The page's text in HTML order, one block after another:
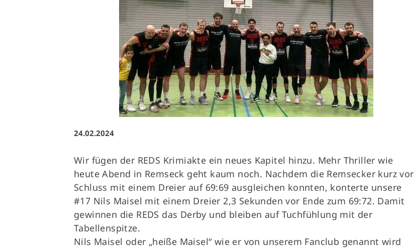
24.02.2024
Wir fügen der REDS Krimiakte ein neues Kapitel hinzu. Mehr Thriller wie
heute Abend in Remseck geht kaum noch. Nachdem die Remsecker kurz vor
Schluss mit einem Dreier auf 69:69 ausgleichen konnten, konterte unsere
#17 Nils Maisel mit einem Dreier 2,3 Sekunden vor Ende zum 69:72. Damit
gewinnen die REDS das Derby und bleiben auf Tuchfühlung mit der
Tabellenspitze.
Nils Maisel oder „heiße Maisel“ wie er von unserem Fanclub genannt wird
Quicklinks
Sportangebote finden
Unser Sportangebot
Sportsuche
Ausfälle und Vertretungen
Deutsches Sportabzeichen
Mitglieder-Service
Alles zur Mitgliedschaft
Downloads
Termine
Fragen & Antworten